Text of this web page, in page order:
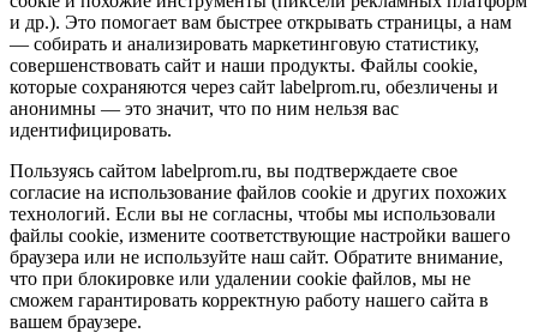
и др.). Это помогает вам быстрее открывать страницы, а нам
— собирать и анализировать маркетинговую статистику,
совершенствовать сайт и наши продукты. Файлы сookie,
которые сохраняются через сайт labelprom.ru, обезличены и
анонимны — это значит, что по ним нельзя вас
идентифицировать.
Пользуясь сайтом labelprom.ru, вы подтверждаете свое
согласие на использование файлов cookie и других похожих
технологий. Если вы не согласны, чтобы мы использовали
файлы cookie, измените соответствующие настройки вашего
браузера или не используйте наш сайт. Обратите внимание,
что при блокировке или удалении cookie файлов, мы не
сможем гарантировать корректную работу нашего сайта в
вашем браузере.